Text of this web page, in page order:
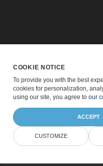
Preise
Über Uns
COOKIE NOTICE
To provide you with the best
cookies for personalization,
using our site, you agree to our
ACCEPT
CUSTOMIZE